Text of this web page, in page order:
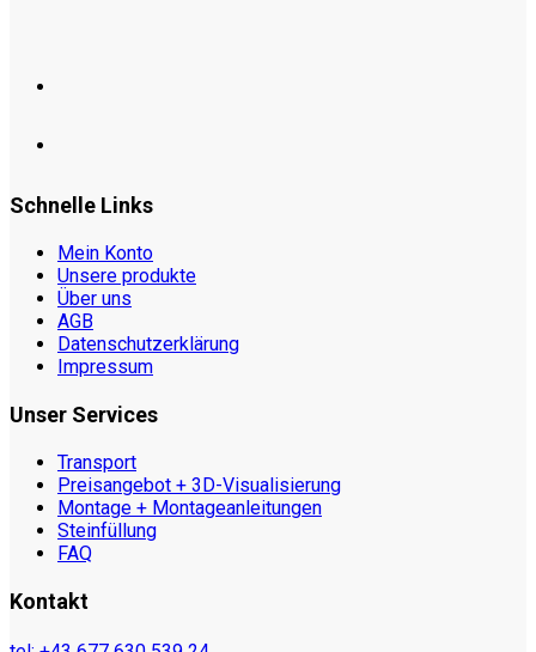
Schnelle Links
Mein Konto
Unsere produkte
Über uns
AGB
Datenschutzerklärung
Impressum
Unser Services
Transport
Preisangebot + 3D-Visualisierung
Montage + Montageanleitungen
Steinfüllung
FAQ
Kontakt